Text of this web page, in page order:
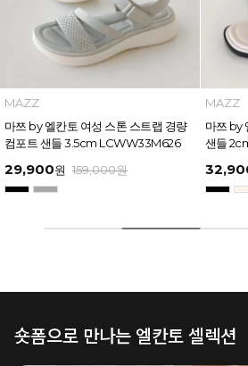
MAZZ
마쯔 by 엘칸토 여성 스톤 스트랩 경량
컴포트 샌들 3.5cm LCWW33M626
29,900원 159,000원
MAZZ
마쯔 by
샌들
숏폼으로 만나는 엘칸토 셀렉션